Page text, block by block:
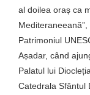
al doilea oraș ca
Patrimoniul
Așadar, când
Palatul lui
Catedrala Sfântul